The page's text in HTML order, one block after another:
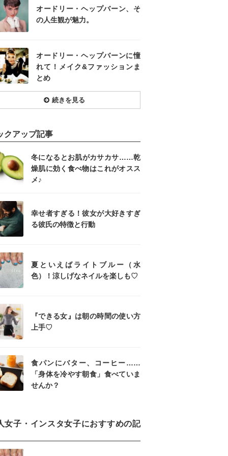
オードリー・ヘップバーン、そ
の人生観が魅力。
オードリー・ヘップバーンに憧
れて！メイク&ファッションま
とめ
続きを見る
クアップ記事
冬になるとお肌がカサカサ……乾
燥肌に効く食べ物はこれがオスス
メ♪
幸せ者すぎる！彼女が大好きすぎ
る彼氏の特徴と行動
夏といえばライトブルー（水
色）！涼しげなネイルを楽しも♡
『できる女』は朝の時間の使い方
上手♡
食パンにバター、コーヒー……
「身体を冷やす朝食」食べていま
せんか？
女子・インスタ女子におすすめの記